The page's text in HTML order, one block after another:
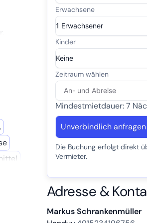
zur
Mindestmietdauer: 7
Unverbindlich anfragen
Die Buchung erfolgt direkt
Vermieter.
Adresse &
Markus Schrankenmüller